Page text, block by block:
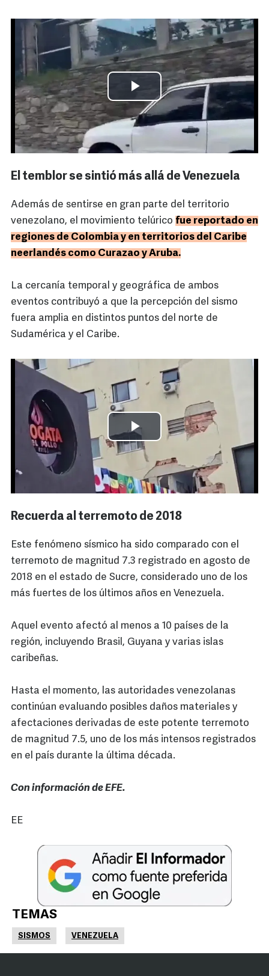
El temblor se sintió más allá de Venezuela
Además de sentirse en gran parte del territorio
venezolano, el movimiento telúrico fue reportado en
regiones de Colombia y en territorios del Caribe
neerlandés como Curazao y Aruba.
La cercanía temporal y geográfica de ambos
eventos contribuyó a que la percepción del sismo
fuera amplia en distintos puntos del norte de
Sudamérica y el Caribe.
Recuerda al terremoto de 2018
Este fenómeno sísmico ha sido comparado con el
terremoto de magnitud 7.3 registrado en agosto de
2018 en el estado de Sucre, considerado uno de los
más fuertes de los últimos años en Venezuela.
Aquel evento afectó al menos a 10 países de la
región, incluyendo Brasil, Guyana y varias islas
caribeñas.
Hasta el momento, las autoridades venezolanas
continúan evaluando posibles daños materiales y
afectaciones derivadas de este potente terremoto
de magnitud 7.5, uno de los más intensos registrados
en el país durante la última década.
Con información de EFE.
EE
TEMAS
SISMOS VENEZUELA